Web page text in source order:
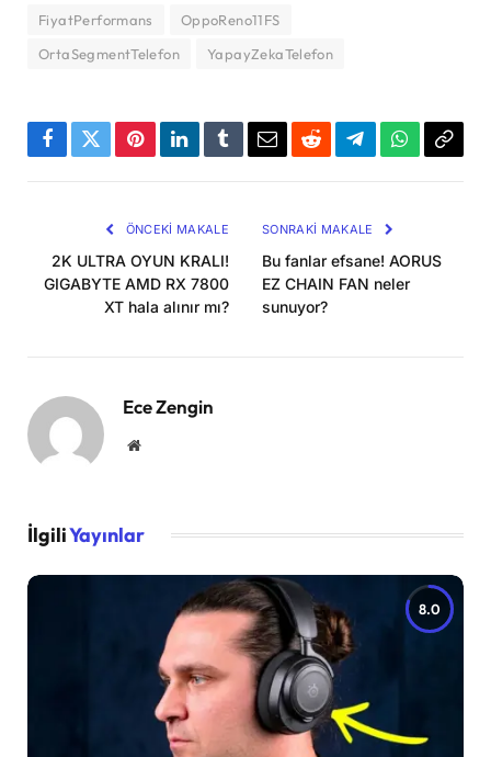
FiyatPerformans
OppoReno11FS
OrtaSegmentTelefon
YapayZekaTelefon
Facebook
TwitterPinterestLinkedInTumblrEmailRedditTelegramWhatsApp
ÖNCEKI MAKALE
2K ULTRA OYUN KRALI!
GIGABYTE AMD RX 7800
XT hala alınır mı?
SONRAKI MAKALE
Bu fanlar efsane! AORUS
EZ CHAIN FAN neler
sunuyor?
Ece Zengin
Website
İlgiliYayınlar
8.0